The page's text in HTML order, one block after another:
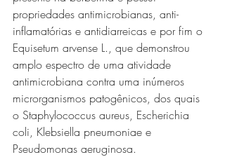
propriedades antimicrobianas, anti-
inflamatórias e antidiarreicas e por fim o
Equisetum arvense L., que demonstrou
amplo espectro de uma atividade
antimicrobiana contra uma inúmeros
microrganismos patogênicos, dos quais
o Staphylococcus aureus, Escherichia
coli, Klebsiella pneumoniae e
Pseudomonas aeruginosa.